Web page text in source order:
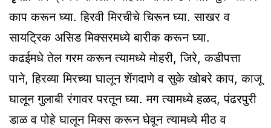
काप करून घ्या. हिरवी मिरचीचे चिरून घ्या. साखर व
सायट्रिक असिड मिक्सरमध्ये बारीक करून घ्या.
कढईमधे तेल गरम करून त्यामध्ये मोहरी, जिरे, कडीपत्ता
पाने, हिरव्या मिरच्या घालून शेंगदाणे व सुके खोबरे काप, काजू
घालून गुलाबी रंगावर परतून घ्या. मग त्यामध्ये हळद, पंढरपुरी
डाळ व पोहे घालून मिक्स करून घेवून त्यामध्ये मीठ व